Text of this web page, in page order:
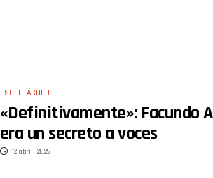
ESPECTÁCULO
«Definitivamente»: Facundo
era un secreto a voces
12 abril, 2025